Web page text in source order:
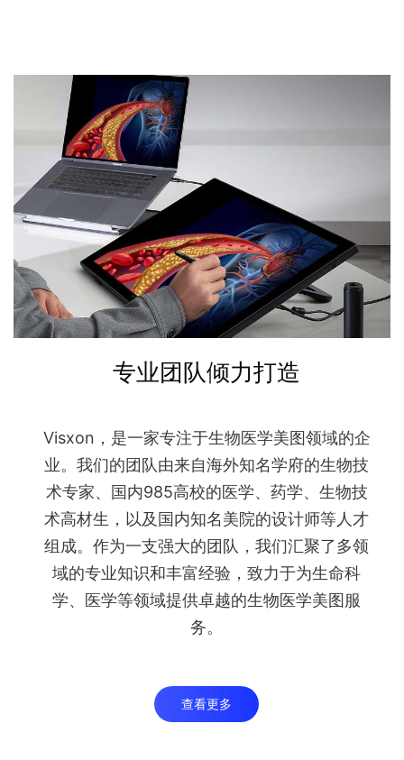
专业团队倾力打造
Visxon，是一家专注于生物医学美图领域的企
业。我们的团队由来自海外知名学府的生物技
术专家、国内985高校的医学、药学、生物技
术高材生，以及国内知名美院的设计师等人才
组成。作为一支强大的团队，我们汇聚了多领
域的专业知识和丰富经验，致力于为生命科
学、医学等领域提供卓越的生物医学美图服
务。
查看更多